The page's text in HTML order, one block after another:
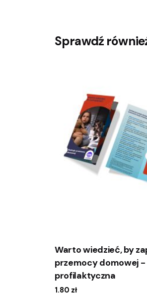
Sprawdź
Warto wiedzieć, by
przemocy domowej
profilaktyczna
1.80 zł